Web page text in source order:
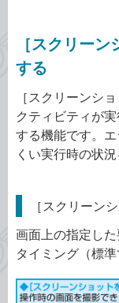
［スクリー
する
［スクリーンシ
クティビティが
する機能です。
くい実行時の状
［スクリーン
画面上の指定し
タイミング（標